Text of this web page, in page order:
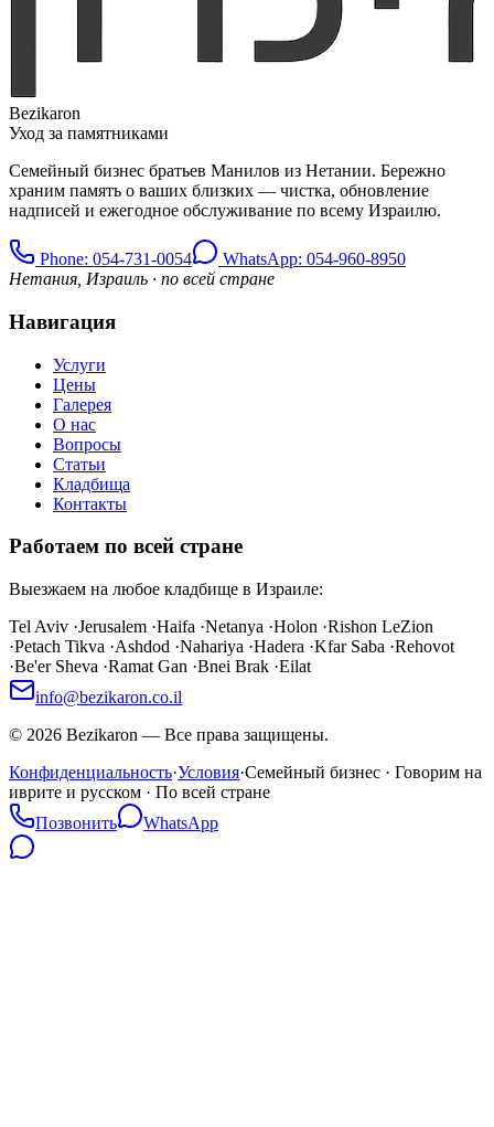
Bezikaron
Уход за памятниками
Семейный бизнес братьев Манилов из Нетании. Бережно
храним память о ваших близких — чистка, обновление
надписей и ежегодное обслуживание по всему Израилю.
Phone: 054-731-0054
WhatsApp: 054-960-8950
Нетания, Израиль · по всей стране
Навигация
Услуги
Цены
Галерея
О нас
Вопросы
Статьи
Кладбища
Контакты
Работаем по всей стране
Выезжаем на любое кладбище в Израиле:
Tel Aviv ·Jerusalem ·Haifa ·Netanya ·Holon ·Rishon LeZion
·Petach Tikva ·Ashdod ·Nahariya ·Hadera ·Kfar Saba ·Rehovot
·Be'er Sheva ·Ramat Gan ·Bnei Brak ·Eilat
info@bezikaron.co.il
© 2026 Bezikaron — Все права защищены.
Конфиденциальность·Условия·Семейный бизнес · Говорим на
иврите и русском · По всей стране
Позвонить
WhatsApp